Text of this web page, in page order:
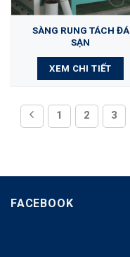
SÀNG RUNG TÁCH ĐÁ
SẠN
XEM CHI TIẾT
1 2 3
FACEBOOK